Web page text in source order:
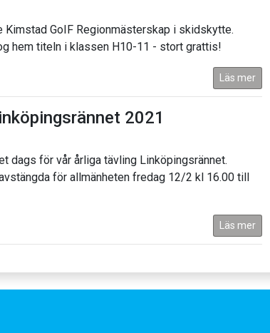
Kimstad GoIF Regionmästerskap i skidskytte.
hem titeln i klassen H10-11 - stort grattis!
Läs mer
2021
dags för vår årliga tävling Linköpingsrännet.
för allmänheten fredag 12/2 kl 16.00 till
Läs mer